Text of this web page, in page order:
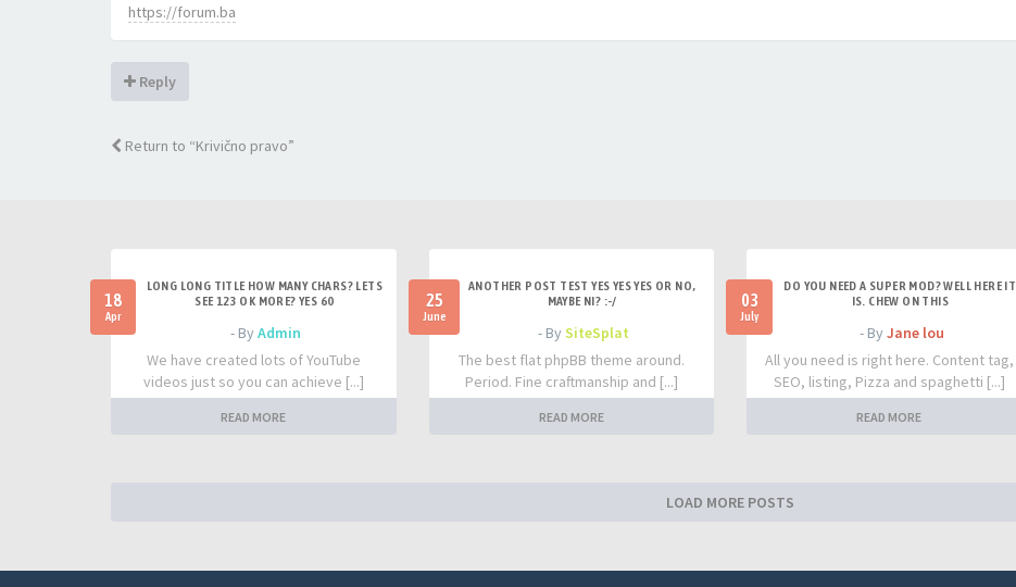
https://forum.ba
Reply
Return to “Krivično pravo”
18
Apr
LONG LONG TITLE HOW MANY CHARS? LETS
SEE 123 OK MORE? YES 60
- ByAdmin
We have created lots of YouTube
videos just so you can achieve [...]
READ MORE
25
June
ANOTHER POST TEST YES YES YES OR NO,
MAYBE NI? :-/
- BySiteSplat
The best flat phpBB theme around.
Period. Fine craftmanship and [...]
READ MORE
03
July
DO YOU NEED A SUPER MOD? WELL HERE IT
IS. CHEW ON THIS
- By Jane lou
All you need is right here. Content tag,
SEO, listing, Pizza and spaghetti [...]
READ MORE
LOAD MORE POSTS